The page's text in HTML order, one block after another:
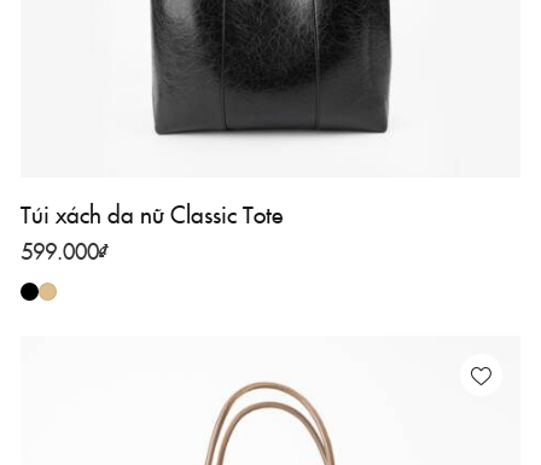
Túi xách da nữ Classic Tote
599.000₫